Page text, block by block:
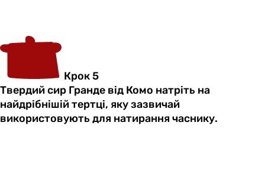
Крок 5
Твердий сир Гранде від Комо натріть на
найдрібнішій тертці, яку зазвичай
використовують для натирання часнику.